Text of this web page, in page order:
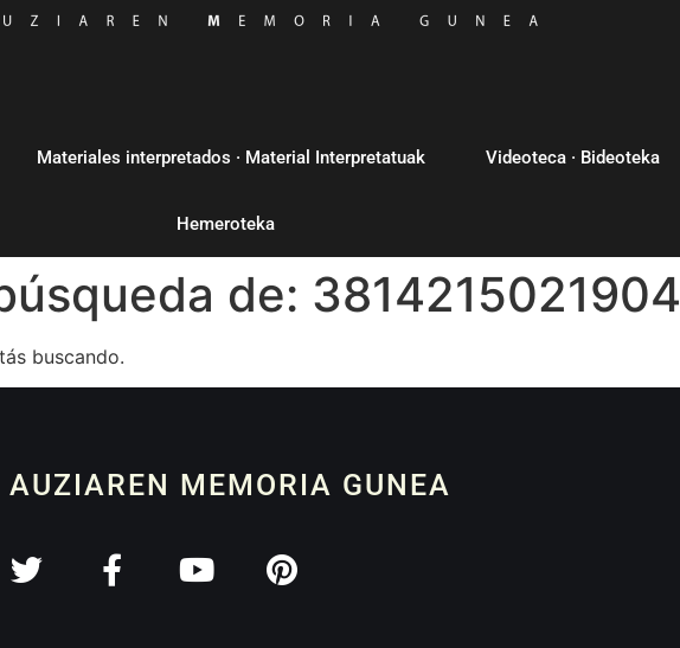
Materiales interpretados · Material Interpretatuak Videoteca · Bideoteka
Hemeroteka
de: 3814215021904
buscando.
AUZIAREN MEMORIA GUNEA